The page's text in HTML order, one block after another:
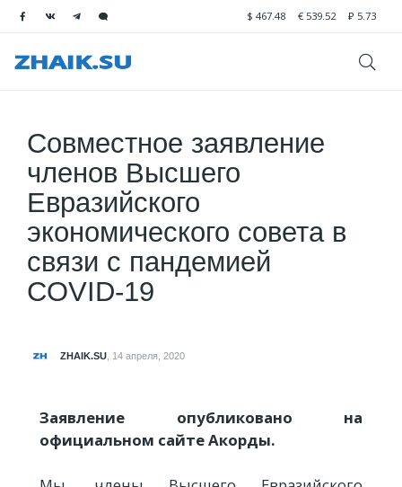
$ 467.48 € 539.52 ₽ 5.73
Совместное заявление
членов Высшего
Евразийского
экономического совета в
связи с пандемией
COVID-19
ZHAIK.SU 14 апреля, 2020
Заявление опубликовано на
официальном сайте Акорды.